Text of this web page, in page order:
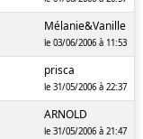
Mélanie&Vanille
le 03/06/2006 à 11:53
prisca
le 31/05/2006 à 22:37
ARNOLD
le 31/05/2006 à 21:47